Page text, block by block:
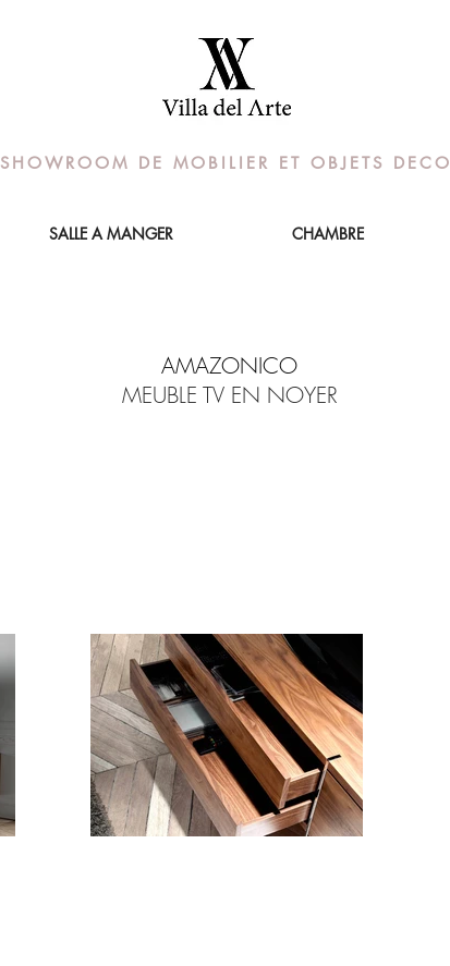
SHOWROOM DE MOBILIER ET OBJETS DECO
SALLE A MANGER CHAMBRE
AMAZONICO
MEUBLE TV EN NOYER